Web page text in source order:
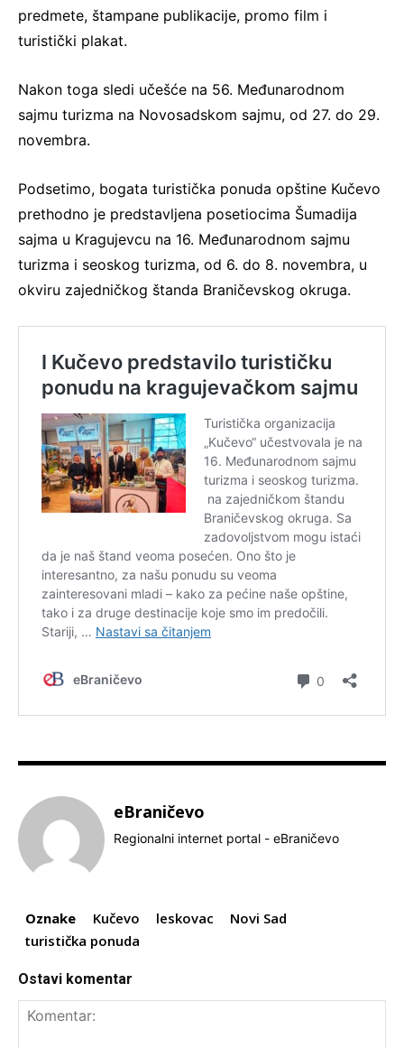
predmete, štampane publikacije, promo film i
turistički plakat.
Nakon toga sledi učešće na 56. Međunarodnom
sajmu turizma na Novosadskom sajmu, od 27. do 29.
novembra.
Podsetimo, bogata turistička ponuda opštine Kučevo
prethodno je predstavljena posetiocima Šumadija
sajma u Kragujevcu na 16. Međunarodnom sajmu
turizma i seoskog turizma, od 6. do 8. novembra, u
okviru zajedničkog štanda Braničevskog okruga.
eBraničevo
Regionalni internet portal - eBraničevo
Oznake Kučevo leskovac
Novi Sad
turistička ponuda
Ostavi komentar